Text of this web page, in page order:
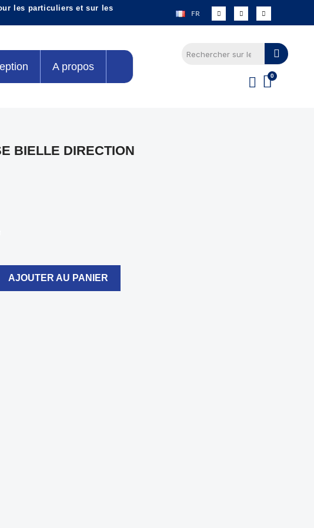
les particuliers et sur les
FR
A propos
BIELLE DIRECTION
AJOUTER AU PANIER